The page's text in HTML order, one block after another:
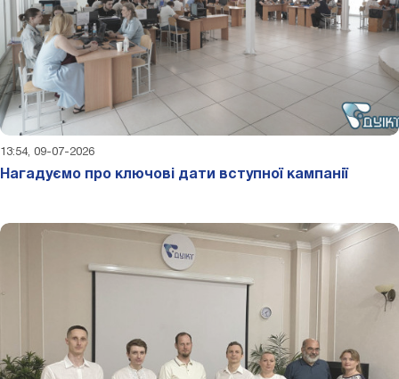
13:54, 09-07-2026
Нагадуємо про ключові дати вступної кампанії